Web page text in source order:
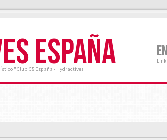
ESPAÑA
"Club C5 España - Hydractives"